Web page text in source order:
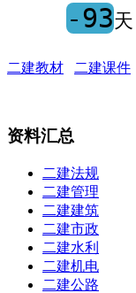
-93天
二建教材 二建课件
资料汇总
二建法规
二建管理
二建建筑
二建市政
二建水利
二建机电
二建公路